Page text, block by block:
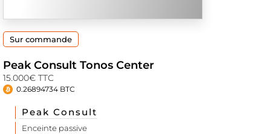
Sur commande
Peak Consult Tonos Center
15.000€ TTC
0.26894734 BTC
Peak Consult
Enceinte passive